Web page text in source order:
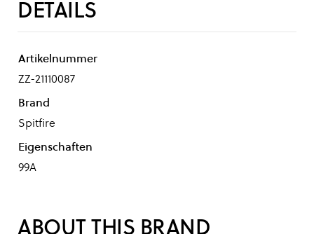
DETAILS
Artikelnummer
ZZ-21110087
Brand
Spitfire
Eigenschaften
99A
ABOUT THIS BRAND